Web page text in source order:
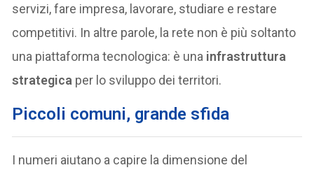
servizi, fare impresa, lavorare, studiare e restare
competitivi. In altre parole, la rete non è più soltanto
una piattaforma tecnologica: è una infrastruttura
strategica per lo sviluppo dei territori.
Piccoli comuni, grande sfida
I numeri aiutano a capire la dimensione del